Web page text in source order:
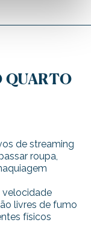
QUARTO
de streaming
roupa,
velocidade
livres de fumo
físicos